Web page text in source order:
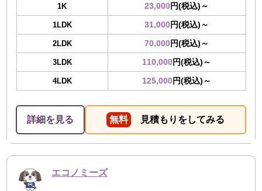
1K 23,000円(税込)～
1LDK 31,000円(税込)～
2LDK 70,000円(税込)～
3LDK 110,000円(税込)～
4LDK 125,000円(税込)～
詳細を見る 無料 見積もりをしてみる
エコノミーズ